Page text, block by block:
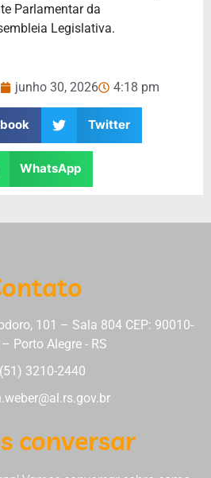
Parlamentar da
Legislativa.
junho 30, 2026 4:18 pm
Twitter
WhatsApp
101 – Sala 804 CEP: 90010-
Porto Alegre - RS
(51) 3210-2440
conversar